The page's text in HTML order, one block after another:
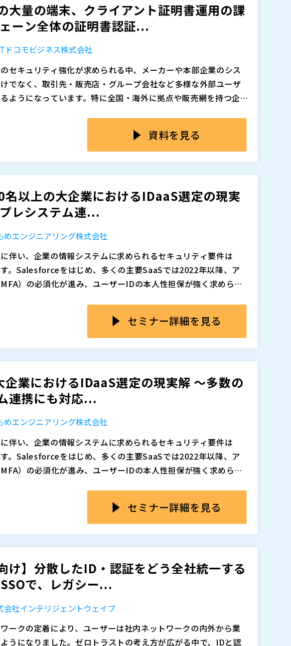
大量の端末、クライアント証明書運用の課
ーン全体の証明書認証...
ドコモビジネス株式会社
セキュリティ強化が求められる中、メーカーや本部企業のシス
でなく、取引先・販売店・グループ会社など多様な外部ユーザ
ようになっています。特に全国・海外に拠点や販売網を持つ企
る端末に対しても、クライアント証明書を用いた端末認証や多
サプライチェーン全体でアクセス統制を強化する必要性が高まっ
統制が可能でも、外部企業が管理する端末は利用状況や担当者
明書の期限切れや不要なアクセス権の残存、問い合わせ対応の増
・販売店を含む大規模な外部アクセス環境において、クライアン
アクセスできるのかを認証基盤側で統制し、サプライチェーン全
めの設計ポイントを整理します。あわせて、トラストコネクトを
ット上に安全に外部公開する方法を紹介します。
会社（）
資料を見る
名以上の大企業におけるIDaaS選定の現実
レシステム連...
めエンジニアリング株式会社
伴い、企業の情報システムに求められるセキュリティ要件は
。Salesforceをはじめ、多くの主要SaaSでは2022年以降、ア
）の必須化が進み、ユーザーIDの本人性担保が強く求められ
セスしているのかを正確かつ効率的に管理・可視化するうえ
プション費用が非常に高額になるケースも多く、企業にとって
となっています。 特に大企業では、SaaSだけでなく、長年運用し
大手企業向けに認証基盤を多数構築してきたかもめエンジニアリ
ていくための考え方とあわせて解説します。
14日（木） 12:00～13:00 にライブにて開催いたします。講演
ます。 ご都合のよいほうをお選びください。
用研究所（）
企業は将来的に追加、削除される可能性があります。
セミナー詳細を見る
業におけるIDaaS選定の現実解 ～多数の
連携にも対応...
めエンジニアリング株式会社
伴い、企業の情報システムに求められるセキュリティ要件は
。Salesforceをはじめ、多くの主要SaaSでは2022年以降、ア
）の必須化が進み、ユーザーIDの本人性担保が強く求められ
セスしているのかを正確かつ効率的に管理・可視化するうえ
プション費用が非常に高額になるケースも多く、企業にとって
となっています。 特に大企業では、SaaSだけでなく、長年運用し
大手企業向けに認証基盤を多数構築してきたかもめエンジニアリ
していくための考え方とあわせて解説します。
月 21日（木） 09:00～10:00 に再放送を予定しています。講演者
んが、ご都合のよいほうをお選びください。
用研究所（）
企業は将来的に追加、削除される可能性があります。
セミナー詳細を見る
け】分散したID・認証をどう全社統一する
で、レガシー...
会社インテリジェントウェイブ
ークの定着により、ユーザーは社内ネットワークの内外から業
うになりました。ゼロトラストの考え方が広がる中で、IDと認